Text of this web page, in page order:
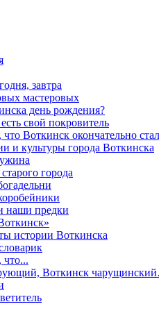
завтра
мастеровых
день рождения?
свой покровитель
Воткинск окончательно
и культуры города Воткинска
города
наши предки
истории Воткинска
что...
Воткинск